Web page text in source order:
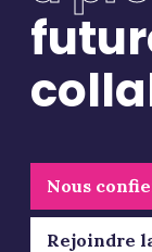
Nous
Rejoindre